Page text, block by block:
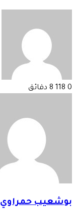
0
8 دقائق
بوشعيب حمراوي